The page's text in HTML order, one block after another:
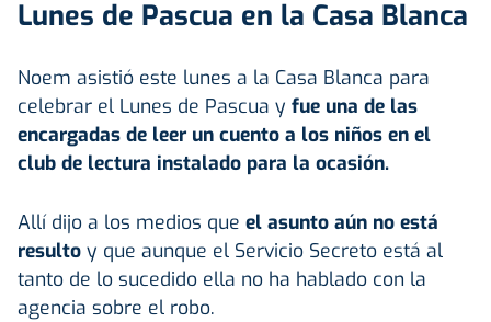
Lunes de Pascua en la Casa Blanca
Noem asistió este lunes a la Casa Blanca para
celebrar el Lunes de Pascua y fue una de las
encargadas de leer un cuento a los niños en el
club de lectura instalado para la ocasión.
Allí dijo a los medios que el asunto aún no está
resulto y que aunque el Servicio Secreto está al
tanto de lo sucedido ella no ha hablado con la
agencia sobre el robo.